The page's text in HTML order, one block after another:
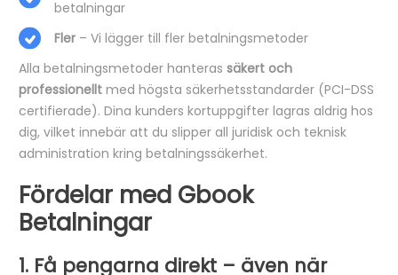
betalningar
Fler – Vi lägger till fler betalningsmetoder
Alla betalningsmetoder hanteras säkert och
professionellt med högsta säkerhetsstandarder (PCI-DSS
certifierade). Dina kunders kortuppgifter lagras aldrig hos
dig, vilket innebär att du slipper all juridisk och teknisk
administration kring betalningssäkerhet.
Fördelar med Gbook
Betalningar
1. Få pengarna direkt – även när